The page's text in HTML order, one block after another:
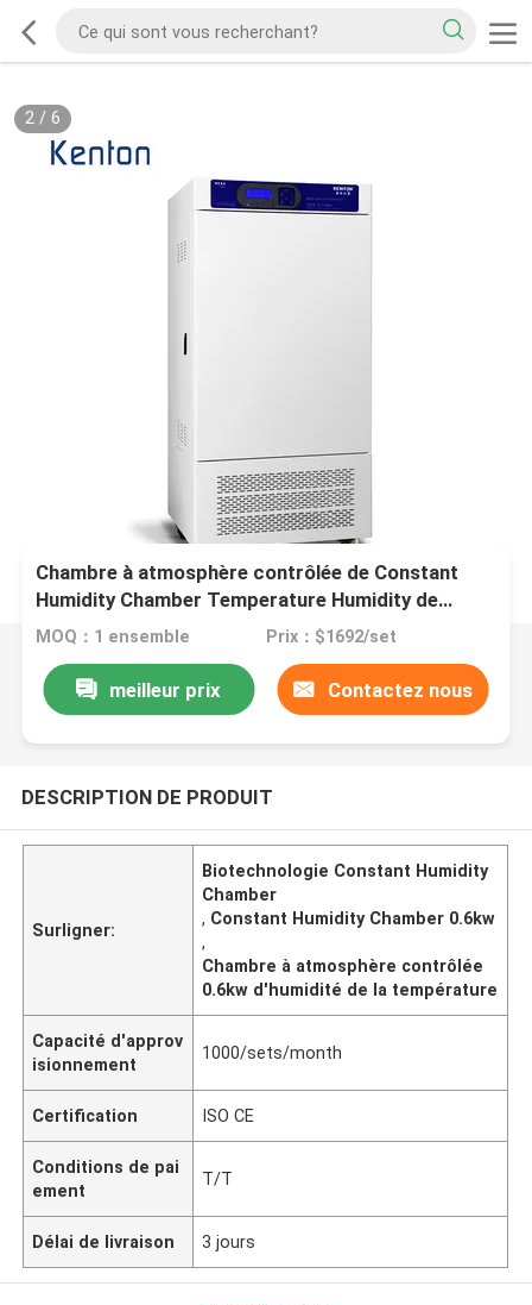
2/ 6
Chambre à atmosphère contrôlée de Constant
Humidity Chamber Temperature Humidity de
biotechnologie
MOQ：1 ensemble Prix：$1692/set
meilleur prix Contactez nous
DESCRIPTION DE PRODUIT
Surligner:
Biotechnologie Constant Humidity
Chamber
, Constant Humidity Chamber 0.6kw
,
Chambre à atmosphère contrôlée
0.6kw d'humidité de la température
Capacité d'approv
isionnement
1000/sets/month
Certification ISO CE
Conditions de pai
ement
T/T
Délai de livraison 3 jours